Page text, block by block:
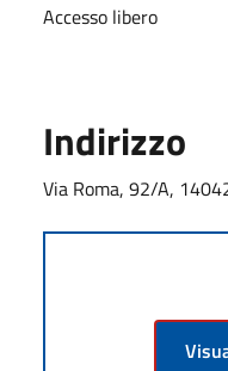
Accesso libero
Indirizzo
Via Roma, 92/A,